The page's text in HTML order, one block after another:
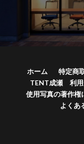
ホーム 特定商
TENT成瀬 利用
使用写真の著作権
よくあ